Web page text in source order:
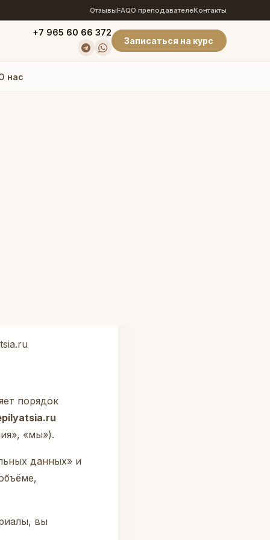
ОтзывыFAQО преподавателеКонтакты
+7 965 60 66 372
Записаться на курс
нас
порядок
«мы»).
данных» и
вы